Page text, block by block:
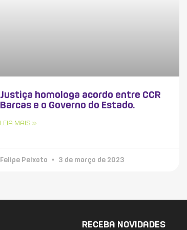
Justiça homologa acordo entre CCR
Barcas e o Governo do Estado.
LEIA MAIS »
Felipe Peixoto 3 de março de 2023
RECEBA NOVIDADES